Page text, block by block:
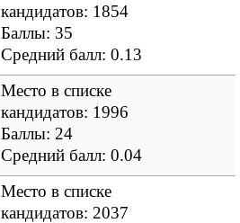
кандидатов: 1854
Баллы: 35
Средний балл: 0.13
Место в списке
кандидатов: 1996
Баллы: 24
Средний балл: 0.04
Место в списке
кандидатов: 2037